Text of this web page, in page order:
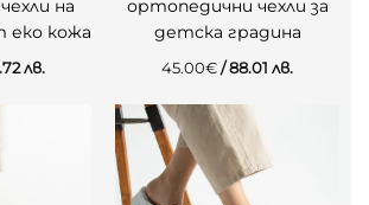
на
еко кожа
лв.
ортопедични чехли за
детска градина
45.00€ / 88.01 лв.